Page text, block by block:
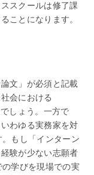
スクールは修了課
ことになります。
文」が必須と記載
会における
しょう。一方で
わゆる実務家を対
もし「インターン
験が少ない志願者
学びを現場での実